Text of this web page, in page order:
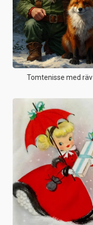
Tomtenisse med räv